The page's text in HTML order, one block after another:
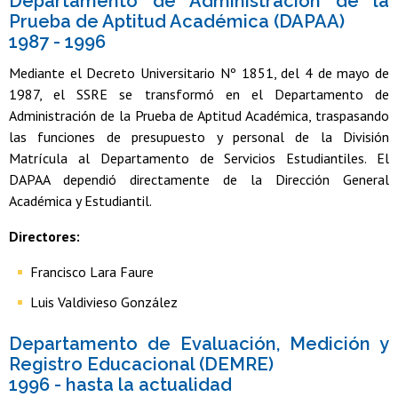
Prueba de Aptitud Académica (DAPAA)
1987 - 1996
Mediante el Decreto Universitario Nº 1851, del 4 de mayo de
1987, el SSRE se transformó en el Departamento de
Administración de la Prueba de Aptitud Académica, traspasando
las funciones de presupuesto y personal de la División
Matrícula al Departamento de Servicios Estudiantiles. El
DAPAA dependió directamente de la Dirección General
Académica y Estudiantil.
Directores:
Francisco Lara Faure
Luis Valdivieso González
Departamento de Evaluación, Medición y
Registro Educacional (DEMRE)
1996 - hasta la actualidad